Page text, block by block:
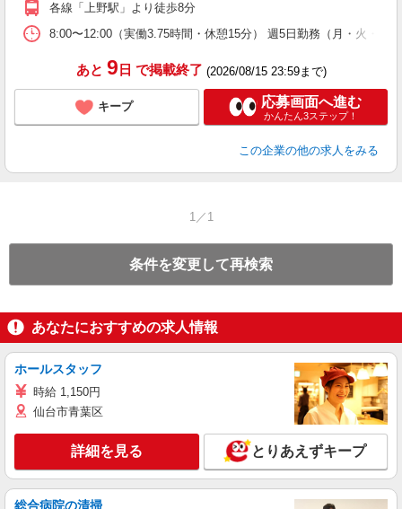
各線「上野駅」より徒歩8分
8:00〜12:00（実働3.75時間・休憩15分） 週5日勤務（月・火・水
あと 9 日 で掲載終了 (2026/08/15 23:59まで)
キープ 応募画面へ進む
かんたん3ステップ！
この企業の他の求人をみる
1／1
条件を変更して再検索
あなたにおすすめの求人情報
ホールスタッフ
時給 1,150円
仙台市青葉区
詳細を見る とりあえずキープ
総合病院の清掃